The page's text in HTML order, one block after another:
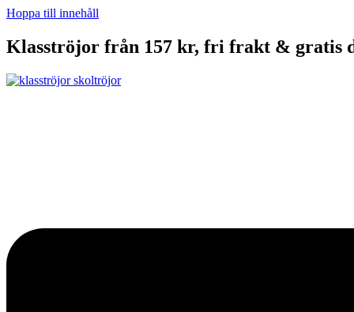
Hoppa till innehåll
Klasströjor från 157 kr, fri frakt & gratis